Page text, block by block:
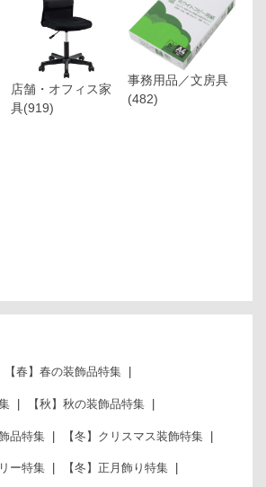
店舗・オフィス家
具(919)
事務用品／文房具
(482)
【春】春の装飾品特集
【秋】秋の装飾品特集
品特集 【冬】クリスマス装飾特集
ー特集 【冬】正月飾り特集